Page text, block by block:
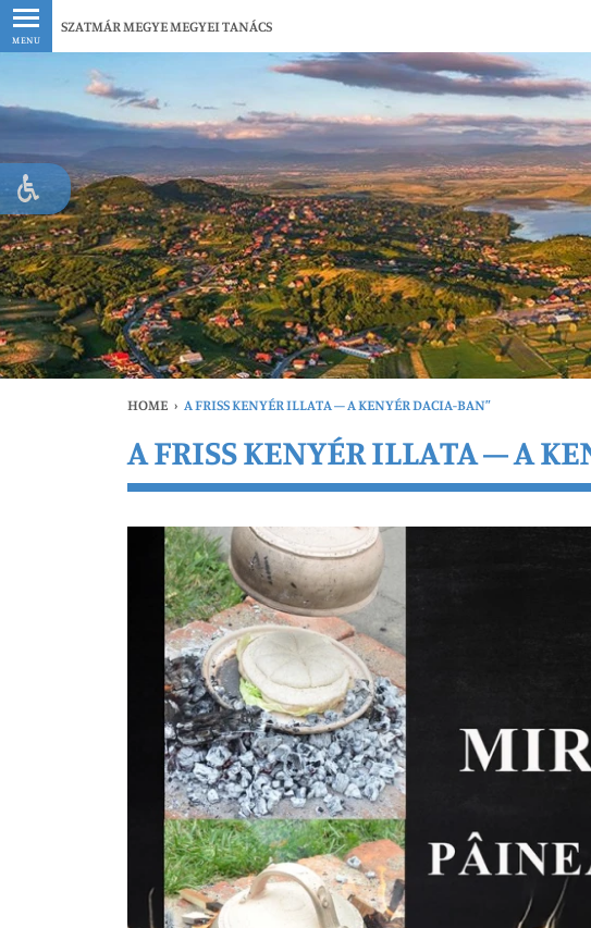
MENU
SZATMÁR MEGYE MEGYEI TANÁCS
HOME › A FRISS KENYÉR ILLATA – A KENYÉR DACIA-BAN”
A FRISS KENYÉR ILLATA – A